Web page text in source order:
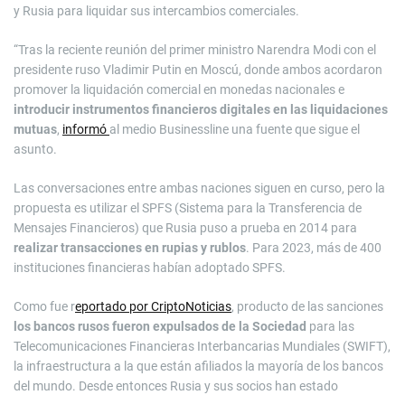
y Rusia para liquidar sus intercambios comerciales.
“Tras la reciente reunión del primer ministro Narendra Modi con el
presidente ruso Vladimir Putin en Moscú, donde ambos acordaron
promover la liquidación comercial en monedas nacionales e
introducir instrumentos financieros digitales en las liquidaciones
mutuas, informó al medio Businessline una fuente que sigue el
asunto.
Las conversaciones entre ambas naciones siguen en curso, pero la
propuesta es utilizar el SPFS (Sistema para la Transferencia de
Mensajes Financieros) que Rusia puso a prueba en 2014 para
realizar transacciones en rupias y rublos. Para 2023, más de 400
instituciones financieras habían adoptado SPFS.
Como fue reportado por CriptoNoticias, producto de las sanciones
los bancos rusos fueron expulsados de la Sociedad para las
Telecomunicaciones Financieras Interbancarias Mundiales (SWIFT),
la infraestructura a la que están afiliados la mayoría de los bancos
del mundo. Desde entonces Rusia y sus socios han estado